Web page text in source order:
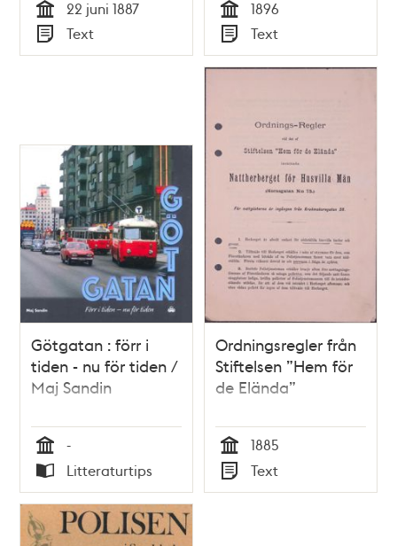
polisförhör
Tid
22 juni 1887
Typ
Text Tid
1896
Typ
Text
Götgatan : förr i
tiden - nu för tiden /
Maj Sandin
Tid
-
Typ
Litteraturtips
Ordningsregler från
Stiftelsen ”Hem för
de Elända”
Tid
1885
Typ
Text